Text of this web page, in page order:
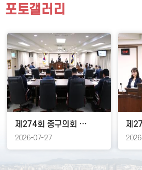
포토갤러리
제274회 중구의회 임시회 제2차 본회의
2026-07-27